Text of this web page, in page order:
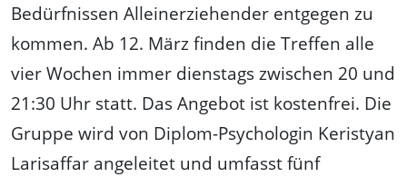
Bedürfnissen Alleinerziehender entgegen zu
kommen. Ab 12. März finden die Treffen alle
vier Wochen immer dienstags zwischen 20 und
21:30 Uhr statt. Das Angebot ist kostenfrei. Die
Gruppe wird von Diplom-Psychologin Keristyan
Larisaffar angeleitet und umfasst fünf